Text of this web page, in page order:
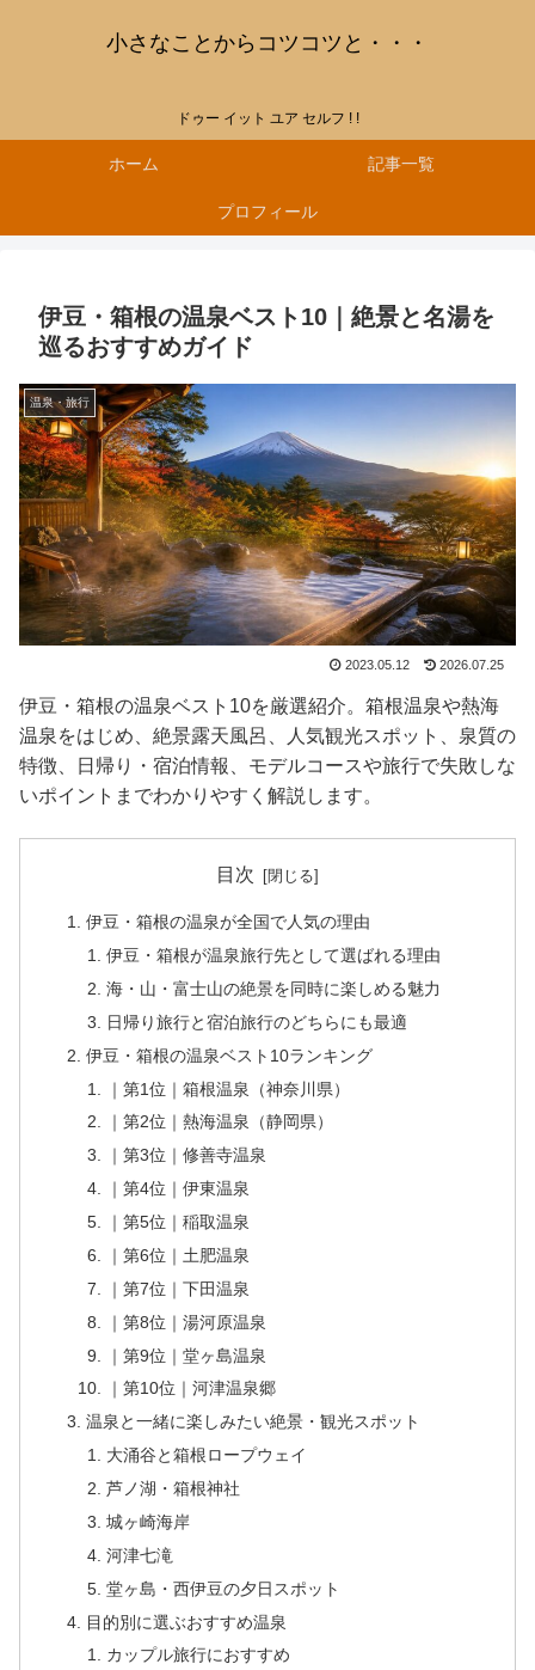
小さなことからコツコツと・・・
ドゥー イット ユア セルフ ! !
ホーム 記事一覧
プロフィール
伊豆・箱根の温泉ベスト10｜絶景と名湯を
巡るおすすめガイド
温泉・旅行
2023.05.12 2026.07.25
伊豆・箱根の温泉ベスト10を厳選紹介。箱根温泉や熱海
温泉をはじめ、絶景露天風呂、人気観光スポット、泉質の
特徴、日帰り・宿泊情報、モデルコースや旅行で失敗しな
いポイントまでわかりやすく解説します。
目次
伊豆・箱根の温泉が全国で人気の理由
伊豆・箱根が温泉旅行先として選ばれる理由
海・山・富士山の絶景を同時に楽しめる魅力
日帰り旅行と宿泊旅行のどちらにも最適
伊豆・箱根の温泉ベスト10ランキング
｜第1位｜箱根温泉（神奈川県）
｜第2位｜熱海温泉（静岡県）
｜第3位｜修善寺温泉
｜第4位｜伊東温泉
｜第5位｜稲取温泉
｜第6位｜土肥温泉
｜第7位｜下田温泉
｜第8位｜湯河原温泉
｜第9位｜堂ヶ島温泉
｜第10位｜河津温泉郷
温泉と一緒に楽しみたい絶景・観光スポット
大涌谷と箱根ロープウェイ
芦ノ湖・箱根神社
城ヶ崎海岸
河津七滝
堂ヶ島・西伊豆の夕日スポット
目的別に選ぶおすすめ温泉
カップル旅行におすすめ